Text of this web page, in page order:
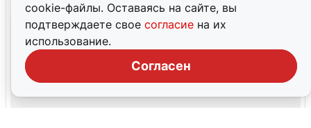
cookie-файлы. Оставаясь на сайте, вы
подтверждаете свое согласие на их
использование.
Согласен